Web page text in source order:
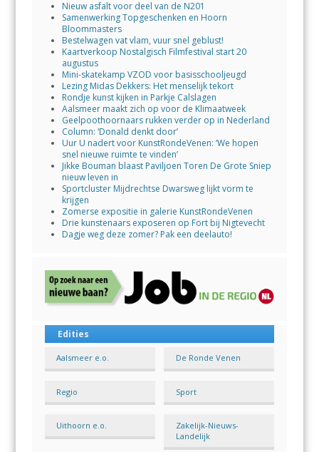
Nieuw asfalt voor deel van de N201
Samenwerking Topgeschenken en Hoorn
Bloommasters
Bestelwagen vat vlam, vuur snel geblust!
Kaartverkoop Nostalgisch Filmfestival start 20
augustus
Mini-skatekamp VZOD voor basisschooljeugd
Lezing Midas Dekkers: Het menselijk tekort
Rondje kunst kijken in Parkje Calslagen
Aalsmeer maakt zich op voor de Klimaatweek
Geelpoothoornaars rukken verder op in Nederland
Column: ‘Donald denkt door’
Uur U nadert voor KunstRondeVenen: ‘We hopen
snel nieuwe ruimte te vinden’
Jikke Bouman blaast Paviljoen Toren De Grote Sniep
nieuw leven in
Sportcluster Mijdrechtse Dwarsweg lijkt vorm te
krijgen
Zomerse expositie in galerie KunstRondeVenen
Drie kunstenaars exposeren op Fort bij Nigtevecht
Dagje weg deze zomer? Pak een deelauto!
Edities
Aalsmeer e.o. De Ronde Venen
Regio Sport
Uithoorn e.o.
Zakelijk-Nieuws-
Landelijk